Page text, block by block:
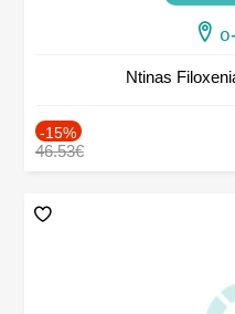
Ntinas
-15%
46.53€